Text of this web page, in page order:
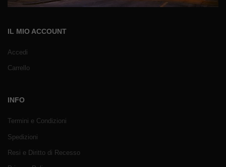
IL MIO ACCOUNT
Accedi
Carrello
INFO
Termini e Condizioni
Spedizioni
Resi e Diritto di Recesso